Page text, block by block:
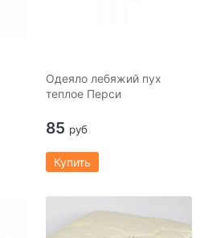
Одеяло лебяжий пух
теплое Перси
85 руб
Купить